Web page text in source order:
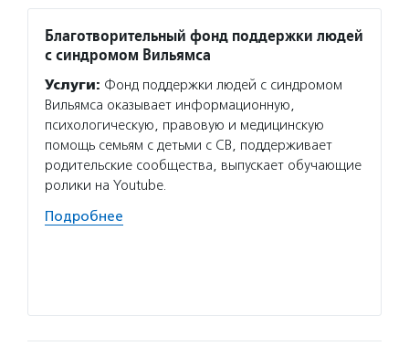
Благотворительный фонд поддержки людей
с синдромом Вильямса
Услуги: Фонд поддержки людей с синдромом
Вильямса оказывает информационную,
психологическую, правовую и медицинскую
помощь семьям с детьми с СВ, поддерживает
родительские сообщества, выпускает обучающие
ролики на Youtube.
Подробнее